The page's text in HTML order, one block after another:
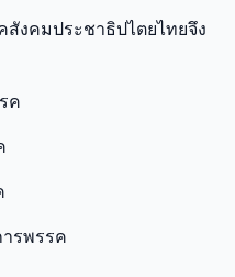
งคมประชาธิปไตยไทยจึง
ค
รพรรค